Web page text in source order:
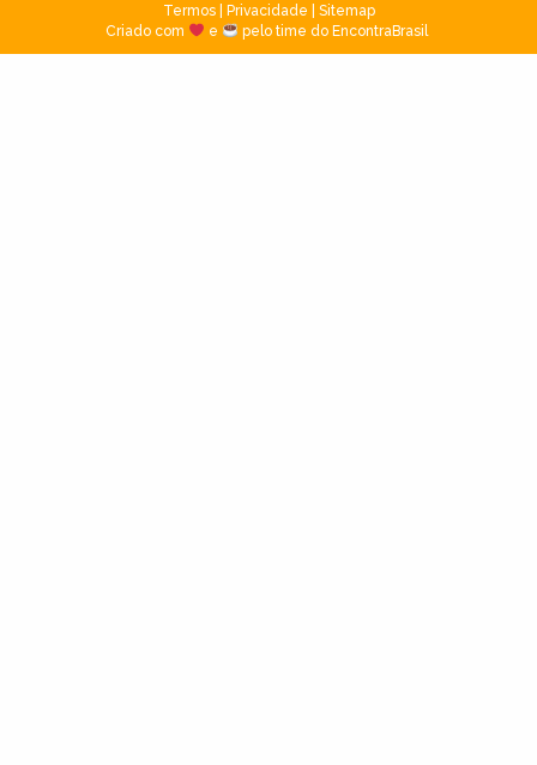
Termos| Privacidade
Sitemap
Criado com
e pelo time do EncontraBrasil